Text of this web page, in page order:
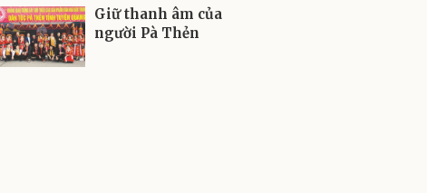
Giữ thanh âm của
người Pà Thẻn